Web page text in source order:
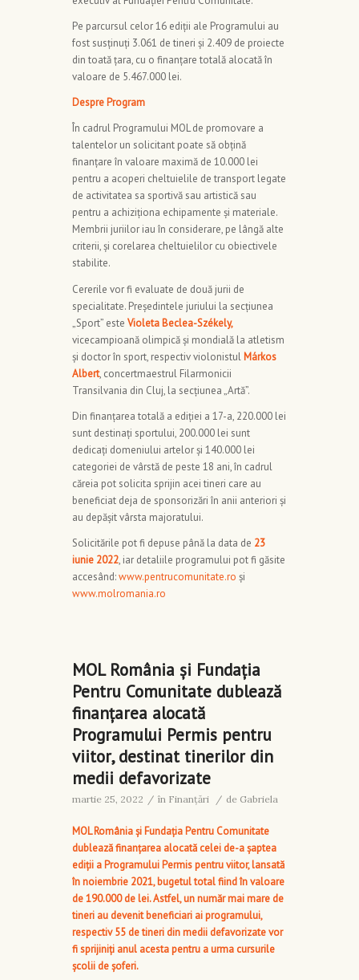
Pe parcursul celor 16 ediții ale Programului au
fost susținuți 3.061 de tineri și 2.409 de proiecte
din toată țara, cu o finanțare totală alocată în
valoare de 5.467.000 lei.
Despre Program
În cadrul Programului MOL de promovare a
talentelor un solicitant poate să obțină
finanțare în valoare maximă de 10.000 lei
pentru a acoperi cheltuielile de transport legate
de activitatea sa sportivă sau artistică sau
pentru a achiziționa echipamente și materiale.
Membrii juriilor iau în considerare, pe lângă alte
criterii, și corelarea cheltuielilor cu obiectivele
stabilite.
Cererile vor fi evaluate de două jurii de
specialitate. Președintele juriului la secțiunea
„Sport” este Violeta Beclea-Székely,
vicecampioană olimpică și mondială la atletism
și doctor în sport, respectiv violonistul Márkos
Albert, concertmaestrul Filarmonicii
Transilvania din Cluj, la secțiunea „Artă”.
Din finanțarea totală a ediției a 17-a, 220.000 lei
sunt destinați sportului, 200.000 lei sunt
dedicați domeniului artelor și 140.000 lei
categoriei de vârstă de peste 18 ani, în cadrul
căreia pot solicita sprijin acei tineri care au
beneficiat deja de sponsorizări în anii anteriori și
au depășit vârsta majoratului.
Solicitările pot fi depuse până la data de 23
iunie 2022, iar detaliile programului pot fi găsite
accesând:www.pentrucomunitate.ro și
www.molromania.ro
MOL România și Fundația
Pentru Comunitate dublează
finanțarea alocată
Programului Permis pentru
viitor, destinat tinerilor din
medii defavorizate
martie 25, 2022 / în Finanţări / de Gabriela
MOL România și Fundația Pentru Comunitate
dublează finanțarea alocată celei de-a șaptea
ediții a Programului Permis pentru viitor, lansată
în noiembrie 2021, bugetul total fiind în valoare
de 190.000 de lei. Astfel, un număr mai mare de
tineri au devenit beneficiari ai programului,
respectiv 55 de tineri din medii defavorizatevor
fi sprijiniți anul acesta pentru a urma cursurile
școlii de șoferi.